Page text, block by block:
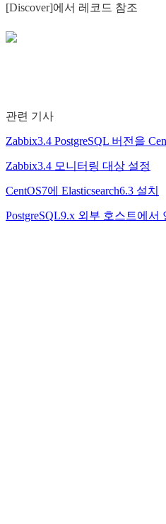
[Discover]에서 레코드 참조
관련 기사
Zabbix3.4 PostgreSQL 버전을
Zabbix3.4 모니터링 대상 설정
CentOS7에 Elasticsearch6.3 설치
PostgreSQL9.x 외부 호스트에서